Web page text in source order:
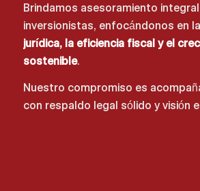
Brindamos asesoramiento
inversionistas, enfocándonos en la
jurídica, la eficiencia fiscal y el
sostenible.
Nuestro compromiso es
con respaldo legal sólido y visión